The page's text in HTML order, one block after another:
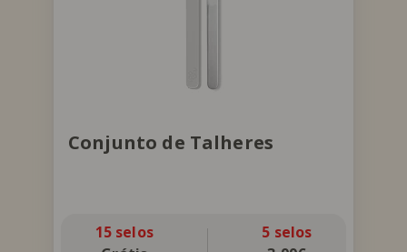
Conjunto de Talheres
15 selos
5 selos